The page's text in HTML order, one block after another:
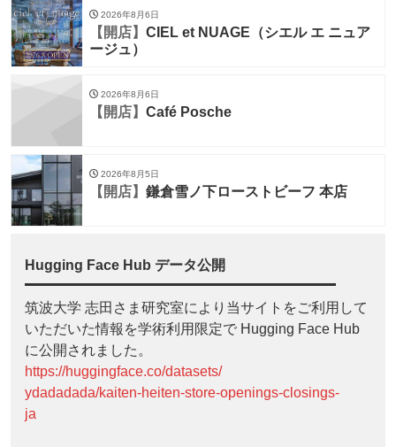
2026年8月6日
【開店】 CIEL et NUAGE（シエル エ ニュア
ージュ）
2026年8月6日
【開店】 Café Posche
2026年8月5日
【開店】 鎌倉雪ノ下ローストビーフ 本店
Hugging Face Hub データ公開
筑波大学 志田さま研究室により当サイトをご利用して
いただいた情報を学術利用限定で Hugging Face Hub
に公開されました。
https://huggingface.co/datasets/
ydadadada/kaiten-heiten-store-openings-closings-
ja